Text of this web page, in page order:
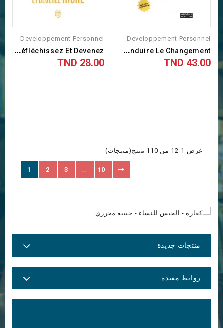
Developpement Personnel
R
Éfléchissez Et Devenez...
السعر
28.00 TND
Developpement Personnel
C
Onduire Le Changement -...
السعر
43.00 TND
عرض 1-12 من 110 منتج(منتجات)
1 2 3 … 10
منتجات جديدة
روابط مفيدة